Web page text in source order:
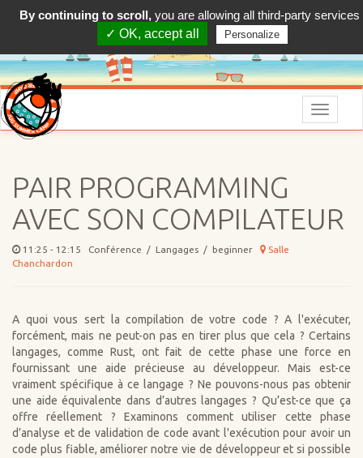
Menu
PAIR PROGRAMMING
AVEC SON COMPILATEUR
11:25 - 12:15 Conférence / Langages / beginner
Salle
Chanchardon
A quoi vous sert la compilation de votre code ? A l'exécuter,
forcément, mais ne peut-on pas en tirer plus que cela ? Certains
langages, comme Rust, ont fait de cette phase une force en
fournissant une aide précieuse au développeur. Mais est-ce
vraiment spécifique à ce langage ? Ne pouvons-nous pas obtenir
une aide équivalente dans d’autres langages ? Qu’est-ce que ça
offre réellement ? Examinons comment utiliser cette phase
d’analyse et de validation de code avant l'exécution pour avoir un
code plus fiable, améliorer notre vie de développeur et si possible
By continuing to scroll, you are allowing all third-party services
✓ OK, accept all
Personalize